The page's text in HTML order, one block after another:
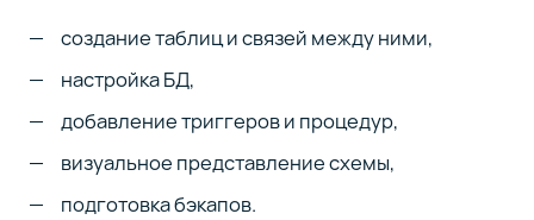
Заключение
Сейчас
создание таблиц и связей между ними,
настройка БД,
добавление триггеров и процедур,
визуальное представление схемы,
подготовка бэкапов.